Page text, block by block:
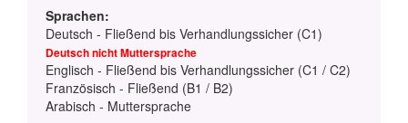
Sprachen:
Deutsch - Fließend bis Verhandlungssicher (C1)
Deutsch nicht Muttersprache
Englisch - Fließend bis Verhandlungssicher (C1 / C2)
Französisch - Fließend (B1 / B2)
Arabisch - Muttersprache